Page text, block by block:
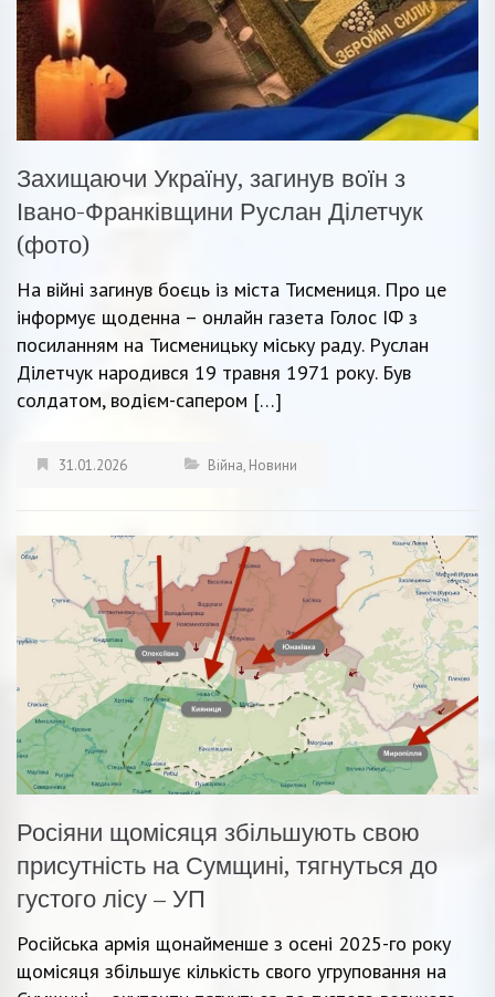
Захищаючи Україну, загинув воїн з
Івано-Франківщини Руслан Ділетчук
(фото)
На війні загинув боєць із міста Тисмениця. Про це
інформує щоденна – онлайн газета Голос ІФ з
посиланням на Тисменицьку міську раду. Руслан
Ділетчук народився 19 травня 1971 року. Був
солдатом, водієм-сапером […]
31.01.2026 Війна, Новини
Росіяни щомісяця збільшують свою
присутність на Сумщині, тягнуться до
густого лісу – УП
Російська армія щонайменше з осені 2025-го року
щомісяця збільшує кількість свого угруповання на